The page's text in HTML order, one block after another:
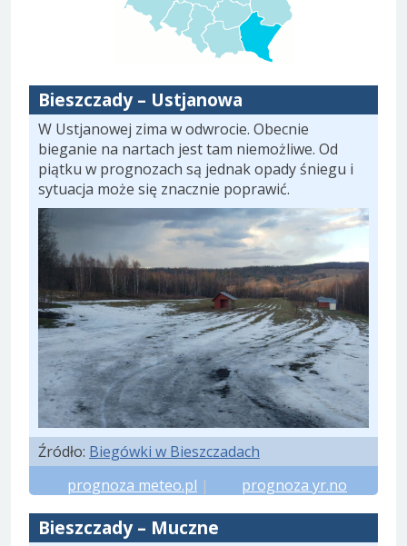
Bieszczady – Ustjanowa
W Ustjanowej zima w odwrocie. Obecnie
bieganie na nartach jest tam niemożliwe. Od
piątku w prognozach są jednak opady śniegu i
sytuacja może się znacznie poprawić.
Źródło: Biegówki w Bieszczadach
prognoza meteo.pl | prognoza yr.no
Bieszczady – Muczne